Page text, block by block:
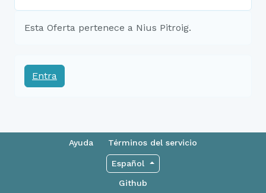
Esta Oferta pertenece a Nius Pitroig.
Entra
Ayuda Términos del servicio
Español
Github